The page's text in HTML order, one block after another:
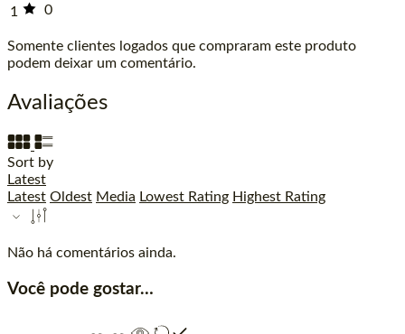
1
0
Somente clientes logados que compraram este produto
podem deixar um comentário.
Avaliações
Sort by
Latest
Latest Oldest Media Lowest Rating Highest Rating
Não há comentários ainda.
Você pode gostar…